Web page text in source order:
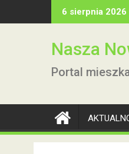
to
6 sierpnia 2026
Nasza
Portal